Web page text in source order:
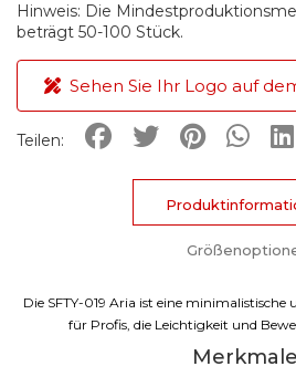
Hinweis: Die
beträgt 50-100 Stück.
Sehen Sie Ihr Logo auf
Teilen:
Die SFTY-019 Aria ist eine minimalistische
für Profis, die Leichtigkeit und